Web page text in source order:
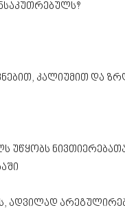
კალიუმით და
უწყობს
ადვილად